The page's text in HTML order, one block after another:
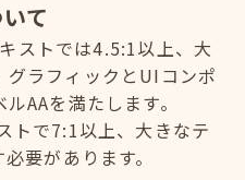
て
ストでは4.5:1以上、大
ラフィックとUIコンポ
AAを満たします。
トで7:1以上、大きなテ
要があります。